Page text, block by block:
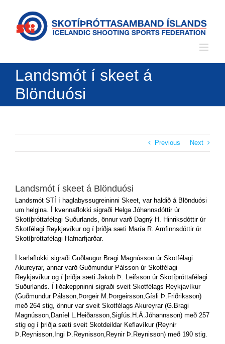
content
Landsmót í skeet á
Blönduósi
Previous Next
Landsmót í skeet á Blönduósi
Landsmót STÍ í haglabyssugreininni Skeet, var haldið á Blönduósi
um helgina. Í kvennaflokki sigraði Helga Jóhannsdóttir úr
Skotíþróttafélagi Suðurlands, önnur varð Dagný H. Hinriksdóttir úr
Skotfélagi Reykjavíkur og í þriðja sæti María R. Arnfinnsdóttir úr
Skotíþróttafélagi Hafnarfjarðar.
Í karlaflokki sigraði Guðlaugur Bragi Magnússon úr Skotfélagi
Akureyrar, annar varð Guðmundur Pálsson úr Skotfélagi
Reykjavíkur og í þriðja sæti Jakob Þ. Leifsson úr Skotíþróttafélagi
Suðurlands. Í liðakeppninni sigraði sveit Skotfélags Reykjavíkur
(Guðmundur Pálsson,Þorgeir M.Þorgeirsson,Gísli Þ.Friðriksson)
með 264 stig, önnur var sveit Skotfélags Akureyrar (G.Bragi
Magnússon,Daníel L.Heiðarsson,Sigfús.H.Á.Jóhannsson) með 257
stig og í þriðja sæti sveit Skotdeildar Keflavíkur (Reynir
Þ.Reynisson,Ingi Þ.Reynisson,Reynir Þ.Reynisson) með 190 stig.